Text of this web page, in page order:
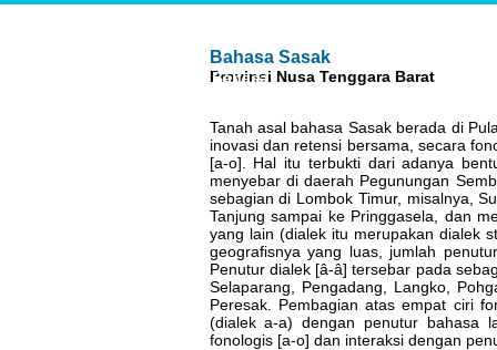
Ihwal Pemetaan Bahasa
Bahasa Sasak
Provinsi Nusa Tenggara Barat
Tanah asal bahasa Sasak berada di
inovasi dan retensi bersama, secara
[a-o]. Hal itu terbukti dari adanya
menyebar di daerah Pegunungan
sebagian di Lombok Timur, misalnya,
Tanjung sampai ke Pringgasela, dan
yang lain (dialek itu merupakan dialek
geografisnya yang luas, jumlah
Penutur dialek [â-â] tersebar pada
Selaparang, Pengadang, Langko,
Peresak. Pembagian atas empat ciri
(dialek a-a) dengan penutur bahasa
fonologis [a-o] dan interaksi dengan